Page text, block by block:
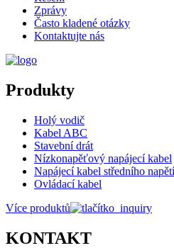
Zprávy
Často kladené otázky
Kontaktujte nás
Produkty
Holý vodič
Kabel ABC
Stavební drát
Nízkonapěťový napájecí kabel
Napájecí kabel středního napětí
Ovládací kabel
Více produktů
KONTAKT